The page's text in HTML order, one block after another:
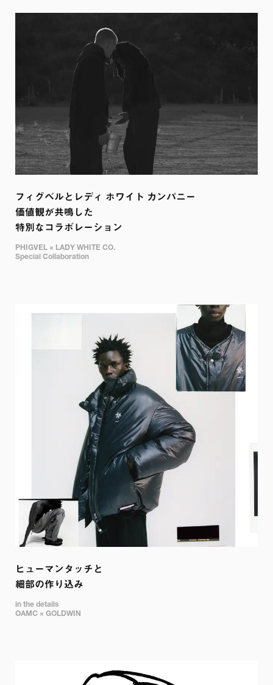
フィグベルとレディ ホワイト カンパニー
価値観が共鳴した
特別なコラボレーション
PHIGVEL × LADY WHITE CO.
Special Collaboration
ヒューマンタッチと
細部の作り込み
in the details
OAMC × GOLDWIN